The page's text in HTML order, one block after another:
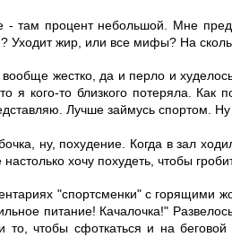
- там процент небольшой. Мне
Уходит жир, или все мифы? На
жестко, да и перло и
я кого-то близкого потеряла. Как
Лучше займусь спортом.
ну, похудение. Когда в зал
хочу похудеть, чтобы
"спортсменки" с горящими
питание! Качалочка!"
чтобы сфоткаться и на беговой